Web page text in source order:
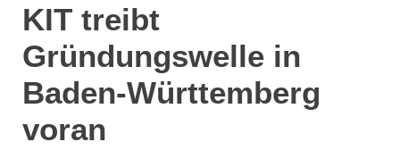
KIT treibt
Gründungswelle in
Baden-Württemberg
voran